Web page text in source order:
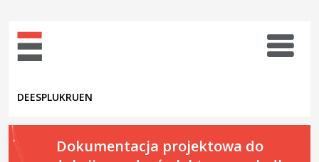
DEESPLUKRUEN
Dokumentacja projektowa do